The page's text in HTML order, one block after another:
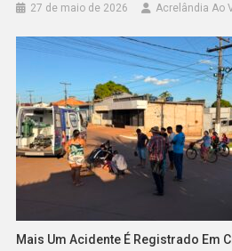
27 de maio de 2026 Acrelândia Ao
Mais Um Acidente É Registrado Em